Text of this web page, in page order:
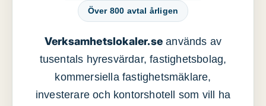
Över 800 avtal årligen
Verksamhetslokaler.se används av
tusentals hyresvärdar, fastighetsbolag,
kommersiella fastighetsmäklare,
investerare och kontorshotell som vill ha